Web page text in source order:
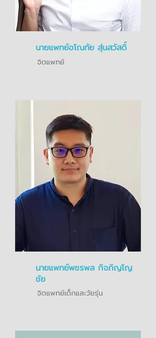
นายแพทย์อโณทัย สุ่นสวัสดิ์
จิตแพทย์
นายแพทย์พชรพล กิจภิญโญ
ชัย
จิตแพทย์เด็กและวัยรุ่น